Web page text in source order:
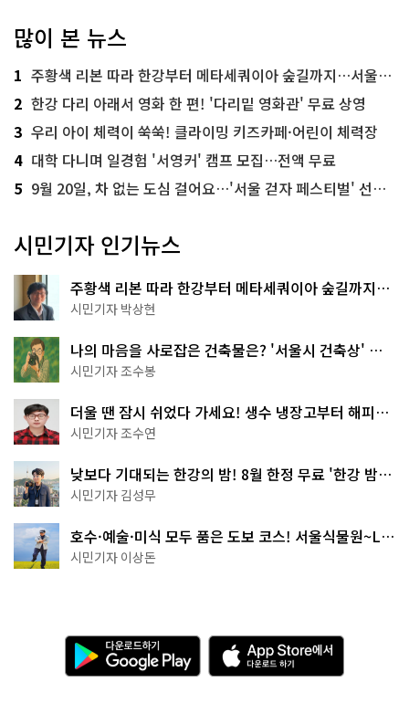
많이 본 뉴스
1 주황색 리본 따라 한강부터 메타세쿼이아 숲길까지…서울둘레길 15코스
2 한강 다리 아래서 영화 한 편! '다리밑 영화관' 무료 상영
3 우리 아이 체력이 쑥쑥! 클라이밍 키즈카페·어린이 체력장
4 대학 다니며 일경험 '서영커' 캠프 모집…전액 무료
5 9월 20일, 차 없는 도심 걸어요…'서울 걷자 페스티벌' 선착순 5천명
시민기자 인기뉴스
주황색 리본 따라 한강부터 메타세쿼이아 숲길까지…
서울둘레길 15코스
시민기자 박상현
나의 마음을 사로잡은 건축물은? '서울시 건축상' 수
상작 공개!
시민기자 조수봉
더울 땐 잠시 쉬었다 가세요! 생수 냉장고부터 해피소
·무더위쉼터까지
시민기자 조수연
낮보다 기대되는 한강의 밤! 8월 한정 무료 '한강 밤
핑' 예약은?
시민기자 김성무
호수·예술·미식 모두 품은 도보 코스! 서울식물원~LG
아트센터~마곡테라스거리
시민기자 이상돈
다
운
로
A
p
p